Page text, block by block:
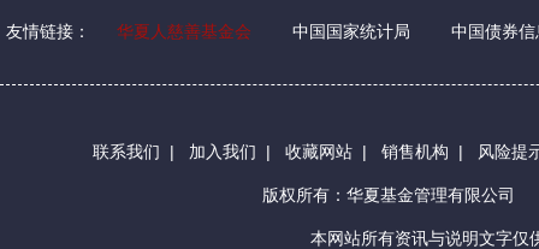
友情链接： 华夏人慈善基金会 中国国家统计局 中国债券信
联系我们 | 加入我们 | 收藏网站 | 销售机构 | 风险提
版权所有：华夏基金管理有限公司
本网站所有资讯与说明文字仅